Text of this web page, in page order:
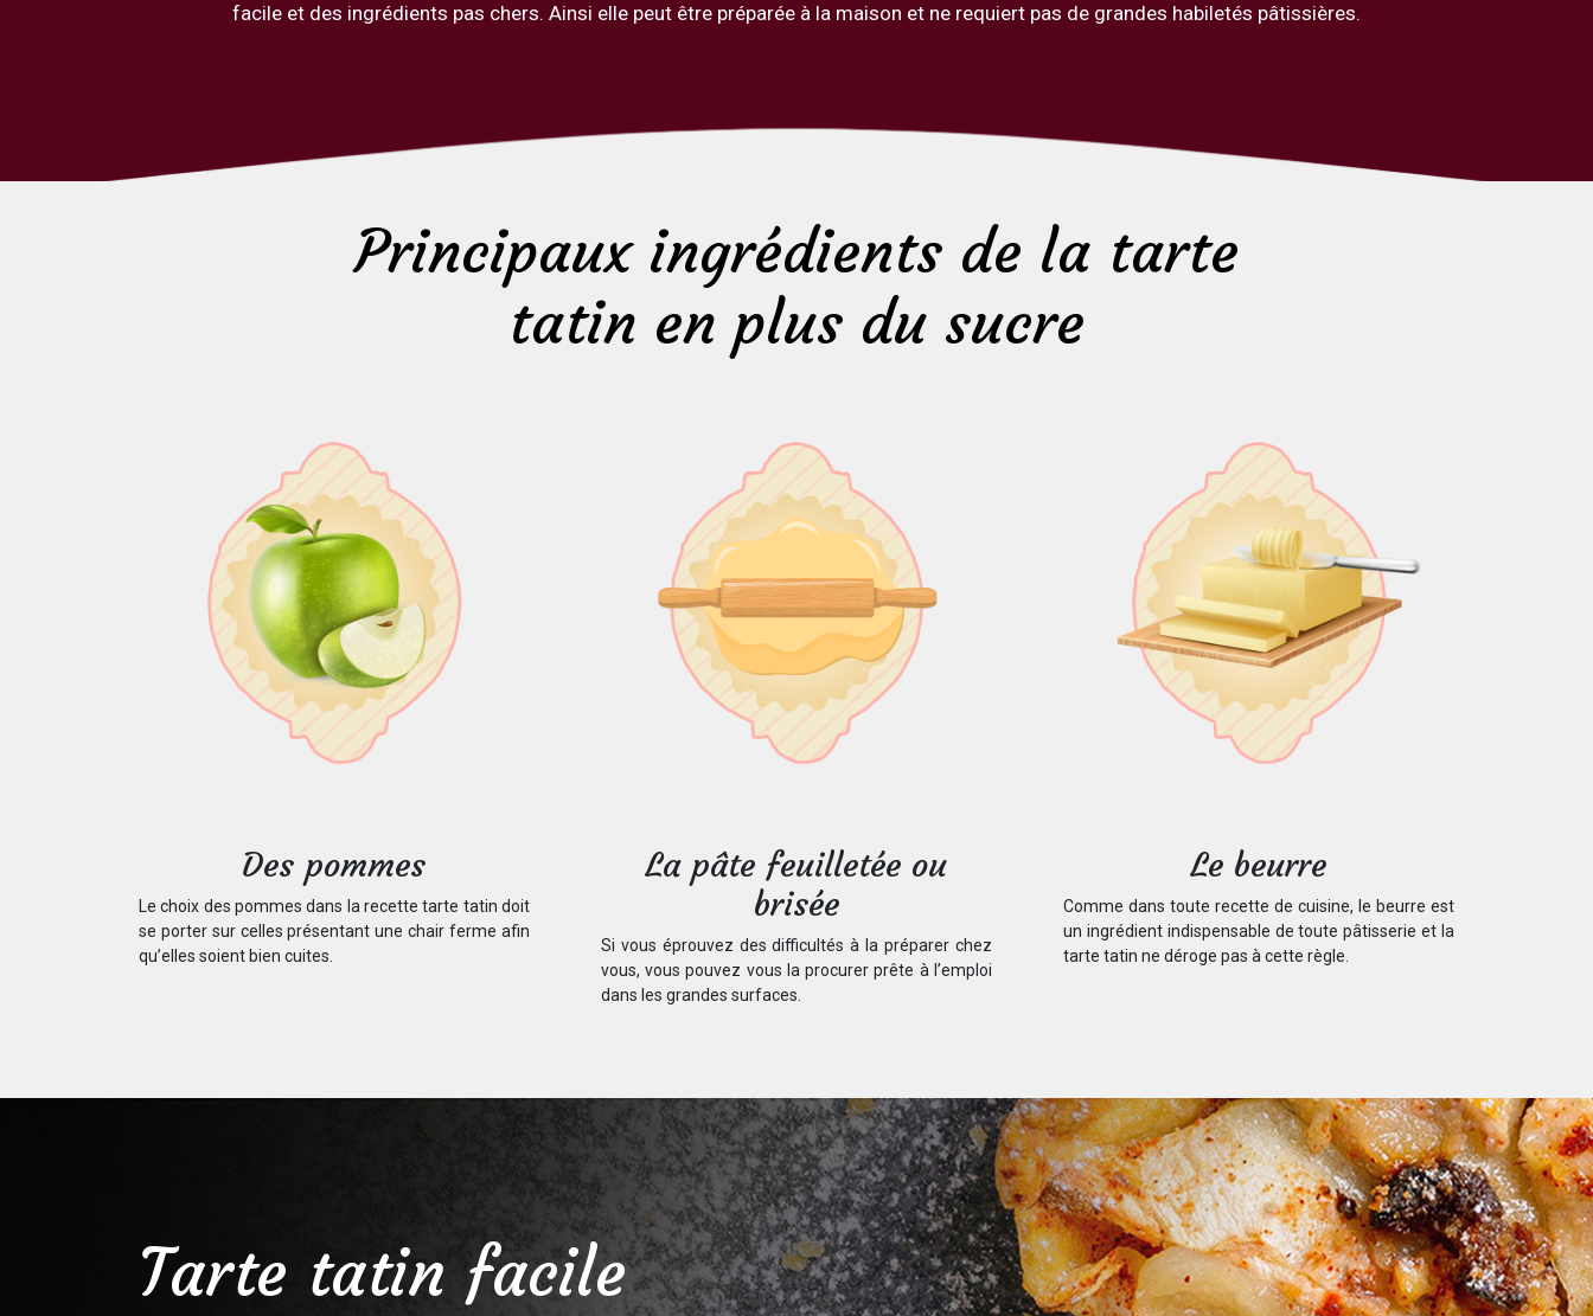
facile et des ingrédients pas chers. Ainsi elle peut être préparée à la maison et ne requiert pas de grandes habiletés pâtissières.
Principaux ingrédients de la tarte
tatin en plus du sucre
Des pommes
Le choix des pommes dans la recette tarte tatin doit
se porter sur celles présentant une chair ferme afin
qu’elles soient bien cuites.
La pâte feuilletée ou
brisée
Si vous éprouvez des difficultés à la préparer chez
vous, vous pouvez vous la procurer prête à l’emploi
dans les grandes surfaces.
Le beurre
Comme dans toute recette de cuisine, le beurre est
un ingrédient indispensable de toute pâtisserie et la
tarte tatin ne déroge pas à cette règle.
Tarte tatin facile